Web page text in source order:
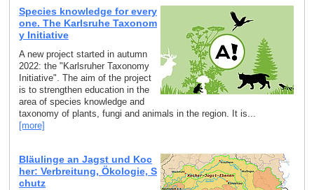
Species knowledge for every
one. The Karlsruhe Taxonom
y Initiative
A new project started in autumn
2022: the "Karlsruher Taxonomy
Initiative". The aim of the project
is to strengthen education in the
area of species knowledge and
taxonomy of plants, fungi and animals in the region. It is...
[more]
Bläulinge an Jagst und Koc
her: Verbreitung, Ökologie, S
chutz